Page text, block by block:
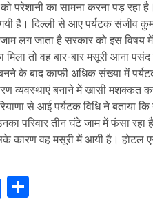
परेशानी का सामना करना पड़ रहा
गयी है। दिल्ली से आए पर्यटक संजीव
लग जाता है सरकार को इस विषय में
मिला तो वह बार-बार मसूरी आना
के बाद काफी अधिक संख्या में
व्यवस्थाएं बनाने में खासी मशक्कत
से आई पर्यटक विधि ने
परिवार तीन घंटे जाम में फंसा
कारण वह मसूरी में आयी है। होटल